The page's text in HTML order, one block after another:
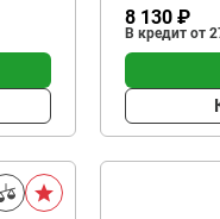
8 130 ₽
В кредит от